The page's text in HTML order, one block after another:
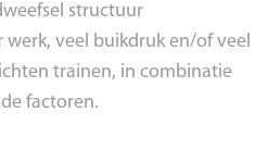
structuur
werk, veel buikdruk en/of veel
trainen, in combinatie
factoren.